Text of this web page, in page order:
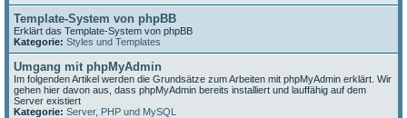
Template-System von phpBB
Erklärt das Template-System von phpBB
Kategorie: Styles und Templates
Umgang mit phpMyAdmin
Im folgenden Artikel werden die Grundsätze zum Arbeiten mit phpMyAdmin erklärt. Wir
gehen hier davon aus, dass phpMyAdmin bereits installiert und lauffähig auf dem
Server existiert
Kategorie: Server, PHP und MySQL